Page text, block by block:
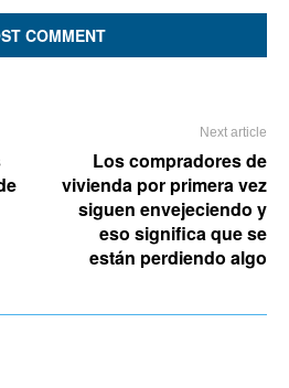
Next article
Los compradores de
vivienda por primera vez
siguen envejeciendo y
eso significa que se
están perdiendo algo